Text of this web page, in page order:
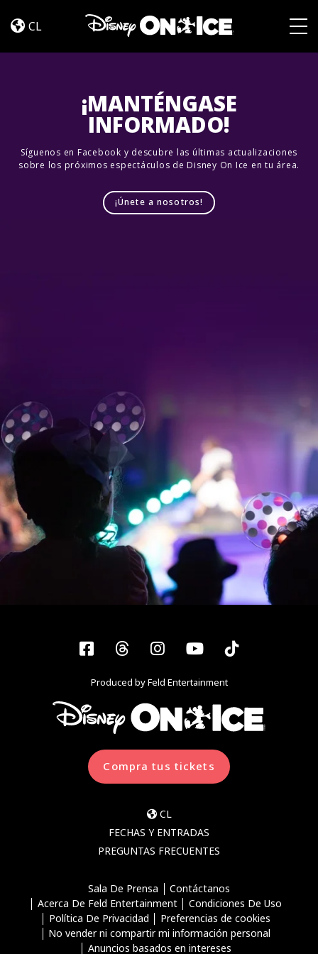
In!CL
¡MANTÉNGASE
INFORMADO!
Síguenos en Facebook y descubre las últimas actualizaciones
sobre los próximos espectáculos de Disney On Ice en tu área.
¡Únete a nosotros!
Facebook
ThreadsInstagram
YouTubeTiktok
Produced by Feld Entertainment
Compra tus tickets
CL
FECHAS Y ENTRADAS
PREGUNTAS FRECUENTES
Sala De Prensa
Contáctanos
Acerca De Feld Entertainment
Condiciones De Uso
Política De Privacidad
Preferencias de cookies
No vender ni compartir mi información personal
Anuncios basados en intereses